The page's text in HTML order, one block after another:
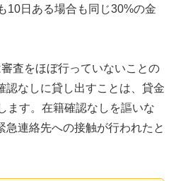
10日ある場合も同じ30%の金
査をほぼ行っていないことの
認なしに貸し出すことは、貸金
ます。在籍確認なしを謳いな
急連絡先への接触が行われたと